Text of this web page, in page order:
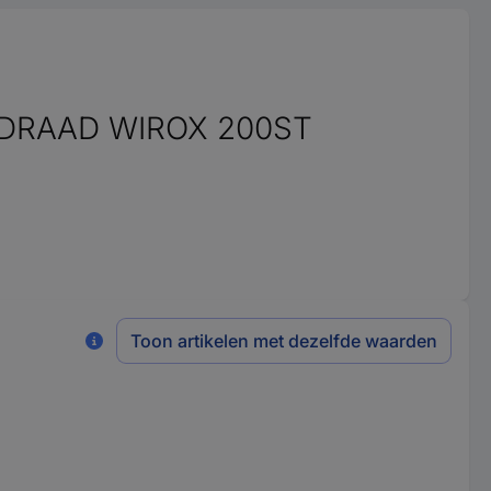
WIROX 200ST
Toon artikelen met dezelfde waarden